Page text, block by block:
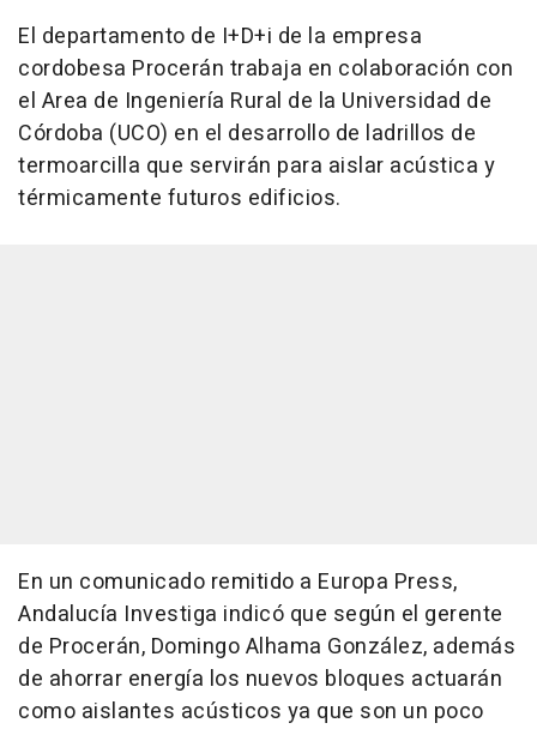
El departamento de I+D+i de la empresa
cordobesa Procerán trabaja en colaboración con
el Area de Ingeniería Rural de la Universidad de
Córdoba (UCO) en el desarrollo de ladrillos de
termoarcilla que servirán para aislar acústica y
térmicamente futuros edificios.
En un comunicado remitido a Europa Press,
Andalucía Investiga indicó que según el gerente
de Procerán, Domingo Alhama González, además
de ahorrar energía los nuevos bloques actuarán
como aislantes acústicos ya que son un poco